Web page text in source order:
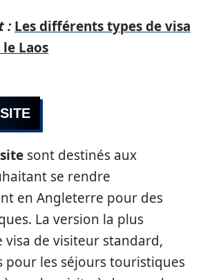
: Les différents types de visa
Laos
sont destinés aux
se rendre
en Angleterre pour des
La version la plus
visa de visiteur standard,
pour les séjours touristiques